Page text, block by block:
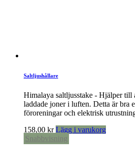
Saltljushållare
Himalaya saltljusstake - Hjälper till
laddade joner i luften. Detta är bra
föroreningar och elektrisk
158,00 kr Lägg i varukorg
Snabbvisning